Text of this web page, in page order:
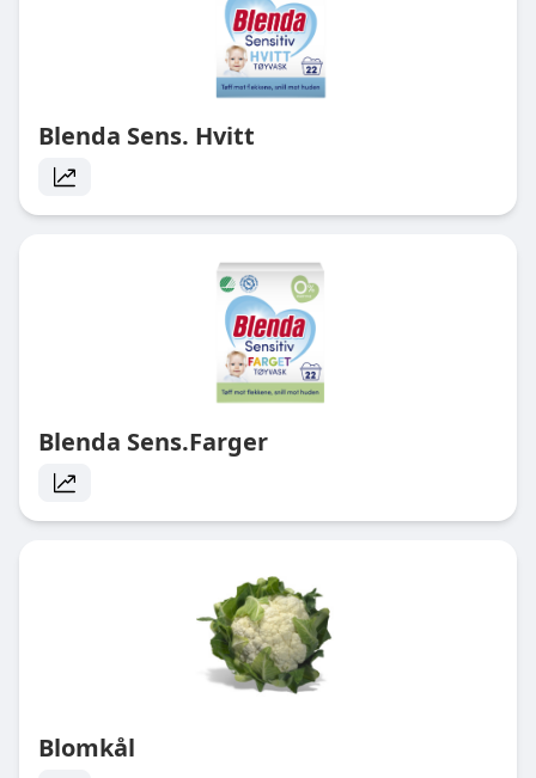
Blenda Sens. Hvitt
Blenda Sens.Farger
Blomkål